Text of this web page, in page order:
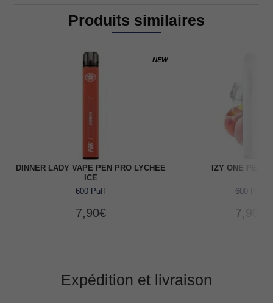
Produits similaires
NEW
DINNER LADY VAPE PEN PRO LYCHEE
ICE
600 Puff
7,90€
IZY ONE
600 Puff
7,90
Expédition et livraison